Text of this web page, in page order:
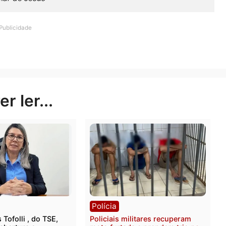
assim a qualidade de vida de cada cidadão”,
Publicidade
ler...